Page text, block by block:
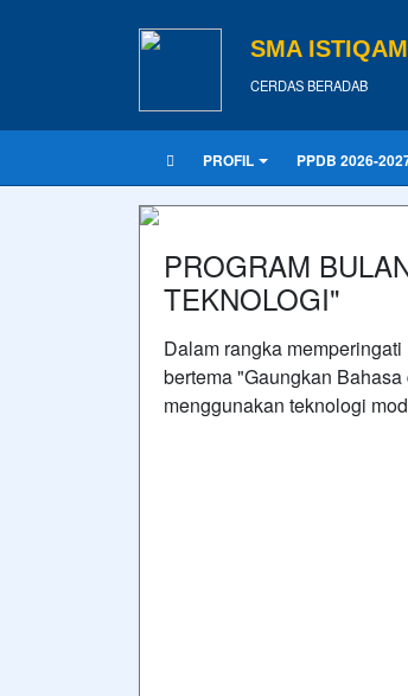
SMA
CERDAS BERADAB
PROFIL PPDB 2026-
PROGRAM
TEKNOLOGI"
Dalam rangka
bertema "Gaungkan
menggunakan teknologi